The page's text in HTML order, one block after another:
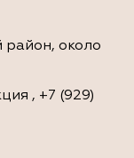
район, около
, +7 (929)